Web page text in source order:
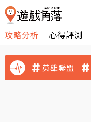
攻略分析 心得評測
英雄聯盟